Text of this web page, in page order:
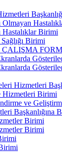
Olmayan
Hastalıklar Birimi
Birimi
Hizmetleri
Hizmetleri Birimi
ve
Başkanlığına
Birimi
Birimi